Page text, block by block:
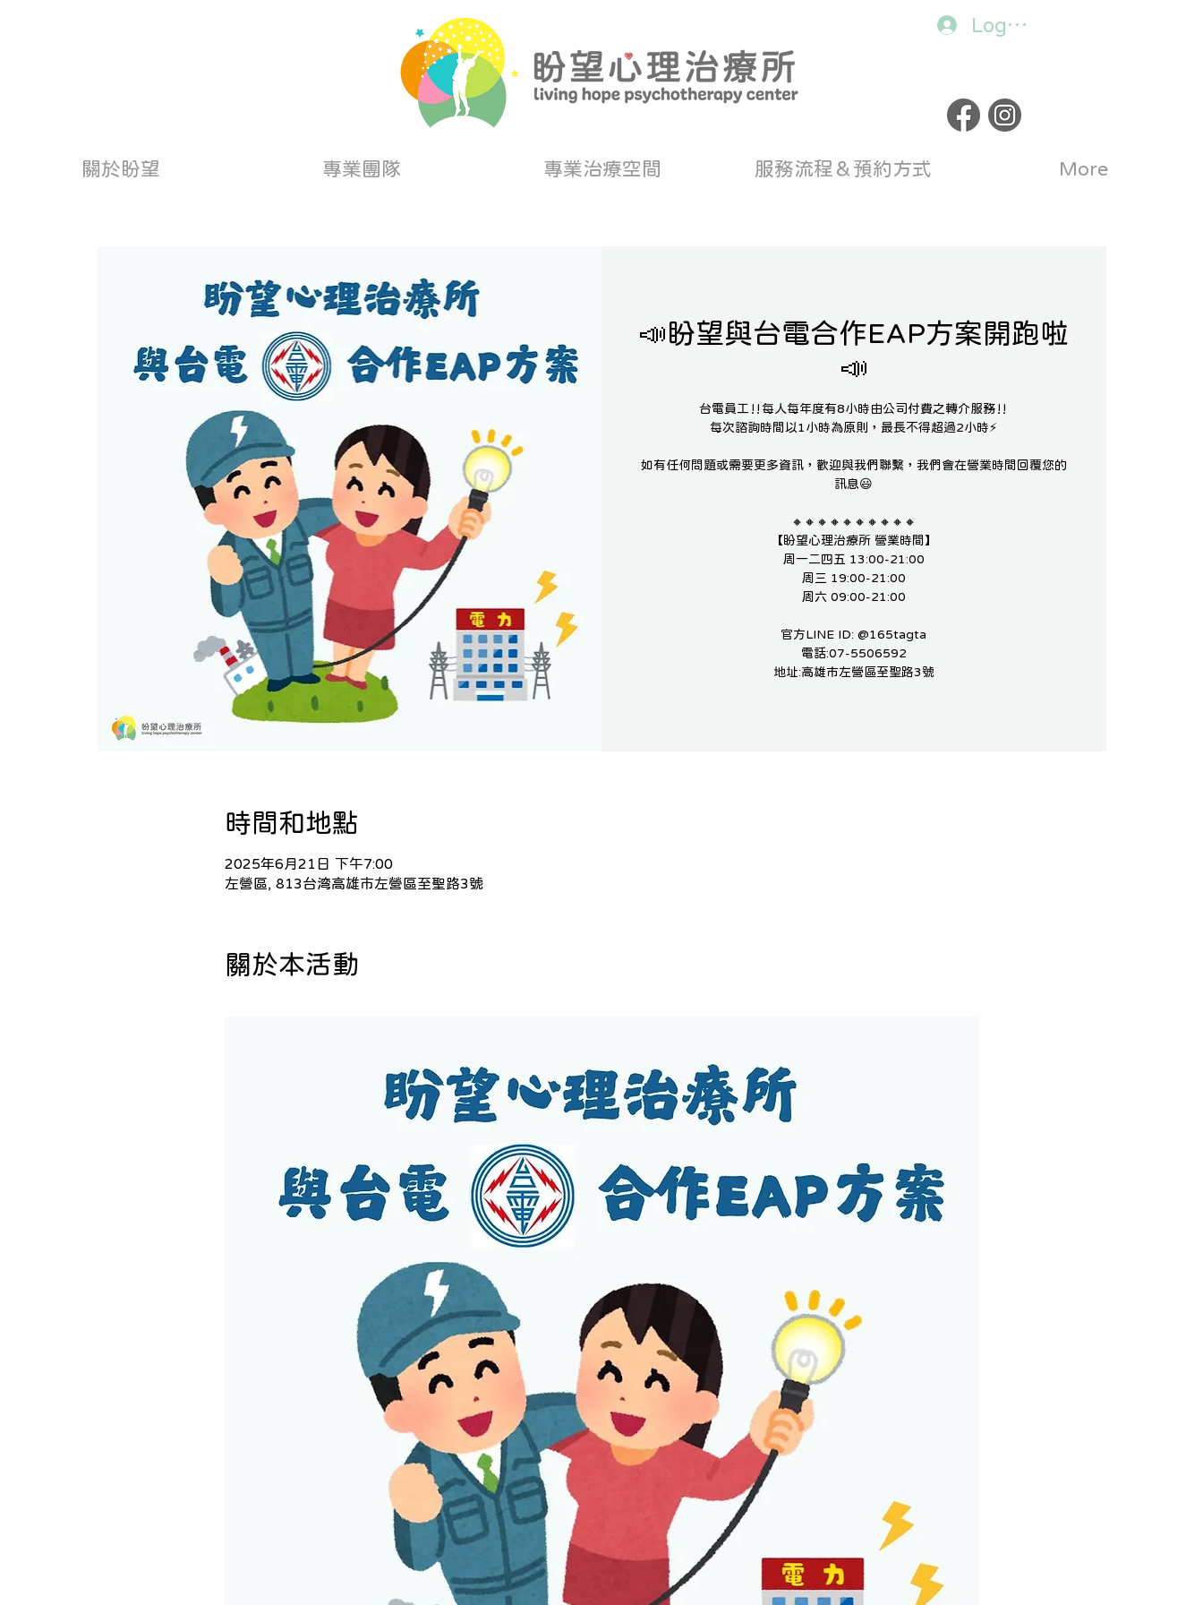
Log In
關於盼望 專業團隊 專業治療空間 服務流程＆預約方式 More
📣盼望與台電合作EAP方案開跑啦
📣
台電員工‼️每人每年度有8小時由公司付費之轉介服務‼️
每次諮詢時間以1小時為原則，最長不得超過2小時⚡️
如有任何問題或需要更多資訊，歡迎與我們聯繫，我們會在營業時間回覆您的
訊息😃
🔸🔸🔸🔸🔸🔸🔸🔸🔸🔸
【盼望心理治療所 營業時間】
周一二四五 13:00-21:00
周三 19:00-21:00
周六 09:00-21:00
官方LINE ID: @165tagta
電話:07-5506592
地址:高雄市左營區至聖路3號
時間和地點
2025年6月21日 下午7:00
左營區, 813台湾高雄市左營區至聖路3號
關於本活動